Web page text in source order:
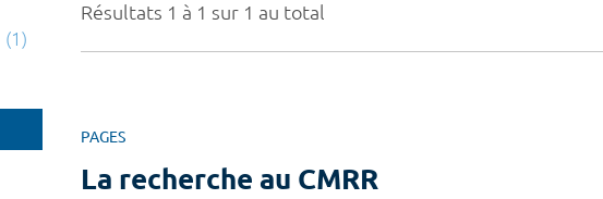
Résultats 1 à 1 sur 1 au total
PAGES
La recherche au CMRR
(1)